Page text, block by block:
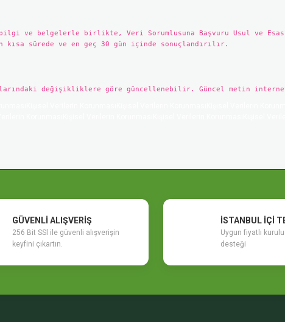
ve belgelerle birlikte, Veri Sorumlusuna Başvuru Usul ve
sürede ve en geç 30 gün içinde sonuçlandırılır.
değişikliklere göre güncellenebilir. Güncel metin
GÜVENLİ ALIŞVERİŞ
256 Bit SSl ile güvenli alışverişin
keyfini çıkartın.
İSTANBUL İÇİ
Uygun fiyatlı
desteği